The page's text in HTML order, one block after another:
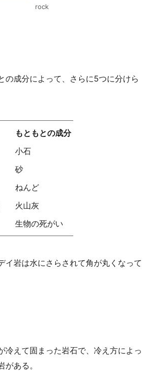
rock
の成分によって、さらに5つに分けら
もともとの成分
小石
砂
ねんど
火山灰
生物の死がい
イ岩は水にさらされて角が丸くなって
冷えて固まった岩石で、冷え方によっ
がある。